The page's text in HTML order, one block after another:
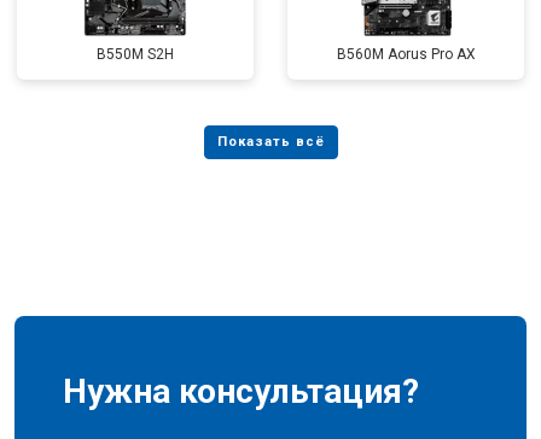
B550M S2H B560M Aorus Pro AX
Нужна консультация?